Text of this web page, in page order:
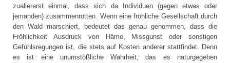
zuallererst einmal, dass sich da Individuen (gegen etwas oder
jemanden) zusammenrotten. Wenn eine fröhliche Gesellschaft durch
den Wald marschiert, bedeutet das genau genommen, dass die
Fröhlichkeit Ausdruck von Häme, Missgunst oder sonstigen
Gefühlsregungen ist, die stets auf Kosten anderer stattfindet. Denn
es ist eine unumstößliche Wahrheit, das es naturgegeben